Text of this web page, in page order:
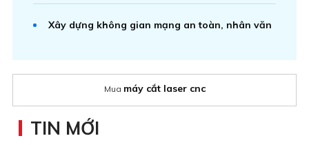
Xây dựng không gian mạng an toàn, nhân văn
Mua máy cắt laser cnc
TIN MỚI